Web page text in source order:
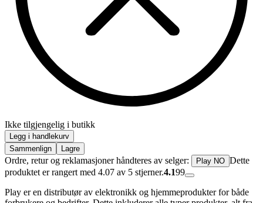
Ikke tilgjengelig i butikk
Legg i handlekurv
Sammenlign
Lagre
Ordre, retur og reklamasjoner håndteres av selger: Play NO Dette
produktet er rangert med 4.07 av 5 stjerner.4.199
Play er en distributør av elektronikk og hjemmeprodukter for både